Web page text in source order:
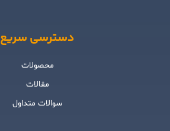
دسترسی سریع
محصولات
مقالات
سوالات متداول